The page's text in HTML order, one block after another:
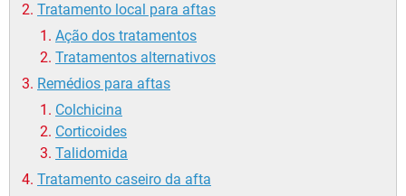
Tratamento local para aftas
Ação dos tratamentos
Tratamentos alternativos
Remédios para aftas
Colchicina
Corticoides
Talidomida
Tratamento caseiro da afta